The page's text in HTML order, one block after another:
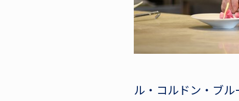
ル・コルドン・ブ